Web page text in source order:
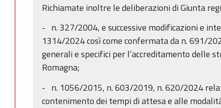
Richiamate inoltre le deliberazioni di Giunta
- n. 327/2004, e successive modificazioni e
1314/2024 così come confermata da n. 691/
generali e specifici per l’accreditamento delle
Romagna;
- n. 1056/2015, n. 603/2019, n. 620/2024
contenimento dei tempi di attesa e alle